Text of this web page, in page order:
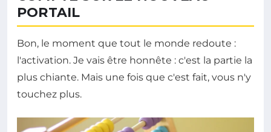
PORTAIL
Bon, le moment que tout le monde redoute :
l'activation. Je vais être honnête : c'est la partie la
plus chiante. Mais une fois que c'est fait, vous n'y
touchez plus.